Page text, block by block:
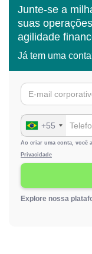
Junte-se a
suas
agilidade
Já tem uma
+55
Ao criar uma conta, você
Privacidade
Explore nossa